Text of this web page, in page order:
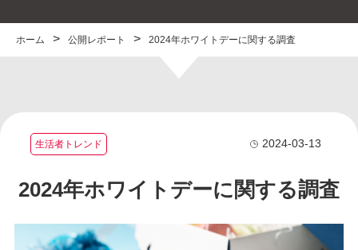
ホーム 公開レポート 2024年ホワイトデーに関する調査
生活者トレンド 2024-03-13
2024年ホワイトデーに関する調査